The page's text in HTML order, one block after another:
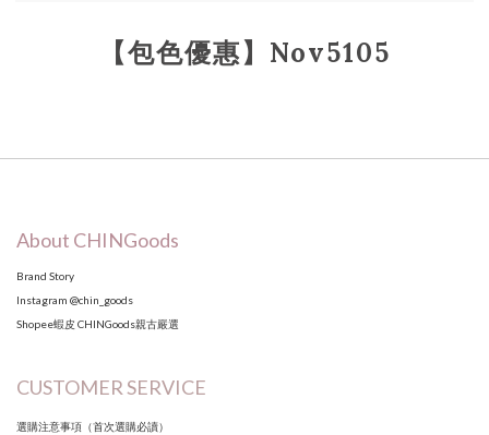
【包色優惠】Nov5105
About CHINGoods
Brand Story
Instagram @chin_goods
Shopee蝦皮 CHINGoods親古嚴選
CUSTOMER SERVICE
選購注意事項（首次選購必讀）